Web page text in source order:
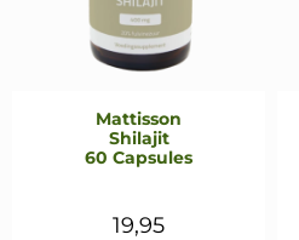
Mattisson
Shilajit
60 Capsules
19,95